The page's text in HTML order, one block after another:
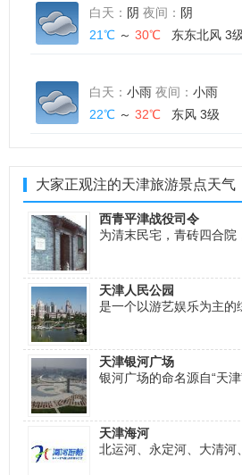
白天： 阴 夜间： 阴
21℃ ～ 30℃ 东东北风 3
白天： 小雨 夜间： 小雨
22℃ ～ 32℃ 东风 3级
大家正观注的天津旅游景点天气
西青平津战役司令
为清末民宅，青砖四合
天津人民公园
是一个以游艺娱乐为主的
天津银河广场
银河广场的命名源自“天
天津海河
北运河、永定河、大清